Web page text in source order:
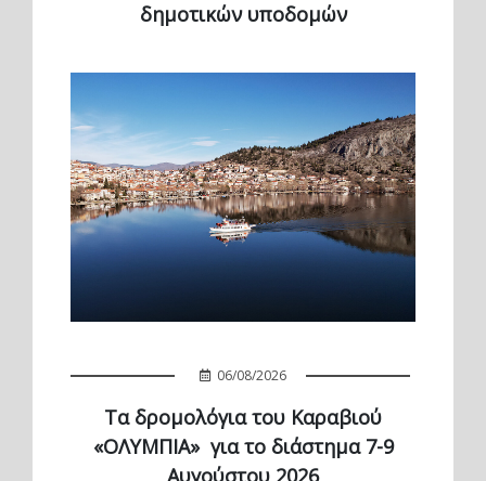
δημοτικών υποδομών
06/08/2026
Τα δρομολόγια του Καραβιού
«ΟΛΥΜΠΙΑ» για το διάστημα 7-9
Αυγούστου 2026